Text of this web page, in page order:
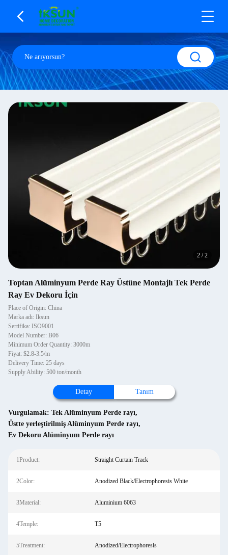
2 /2
Toptan Alüminyum Perde Ray Üstüne Montajlı Tek Perde
Ray Ev Dekoru İçin
Place of Origin: China
Marka adı: Iksun
Sertifika: ISO9001
Model Number: B06
Minimum Order Quantity: 3000m
Fiyat: $2.8-3.5/m
Delivery Time: 25 days
Supply Ability: 500 ton/month
Detay Tanım
Vurgulamak: Tek Alüminyum Perde rayı,
Üstte yerleştirilmiş Alüminyum Perde rayı,
Ev Dekoru Alüminyum Perde rayı
1Product: Straight Curtain Track
2Color: Anodized Black/Electrophoresis White
3Material: Aluminium 6063
4Temple: T5
5Treatment: Anodized/Electrophoresis